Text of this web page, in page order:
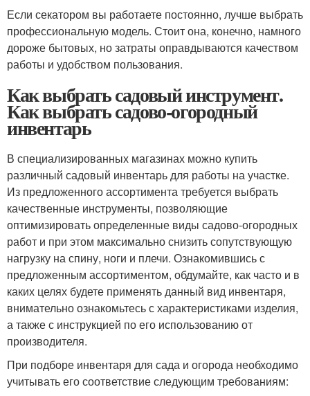
Если секатором вы работаете постоянно, лучше выбрать
профессиональную модель. Стоит она, конечно, намного
дороже бытовых, но затраты оправдываются качеством
работы и удобством пользования.
Как выбрать садовый инструмент.
Как выбрать садово-огородный
инвентарь
В специализированных магазинах можно купить
различный садовый инвентарь для работы на участке.
Из предложенного ассортимента требуется выбрать
качественные инструменты, позволяющие
оптимизировать определенные виды садово-огородных
работ и при этом максимально снизить сопутствующую
нагрузку на спину, ноги и плечи. Ознакомившись с
предложенным ассортиментом, обдумайте, как часто и в
каких целях будете применять данный вид инвентаря,
внимательно ознакомьтесь с характеристиками изделия,
а также с инструкцией по его использованию от
производителя.
При подборе инвентаря для сада и огорода необходимо
учитывать его соответствие следующим требованиям: